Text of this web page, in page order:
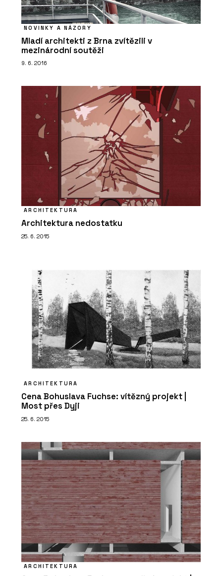
SLUŽBY
Návrh a realizace interiéru roubenky
NOVINKY A NÁZORY
Mladí architekti z Brna zvítězili v
mezinárodní soutěži
9. 6. 2016
ARCHITEKTURA
Architektura nedostatku
25. 6. 2015
ARCHITEKTURA
Cena Bohuslava Fuchse: vítězný projekt |
Most přes Dyji
25. 6. 2015
ARCHITEKTURA